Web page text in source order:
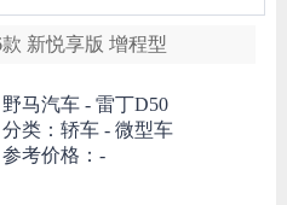
新悦享版 增程型
野马汽车 - 雷丁D50
分类：轿车 - 微型车
参考价格：-